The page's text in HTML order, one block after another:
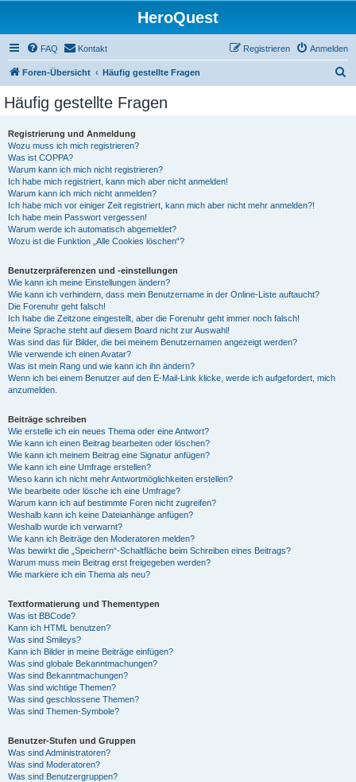
HeroQuest
FAQ Kontakt Anmelden
Registrieren
Foren-Übersicht Häufig gestellte Fragen
Häufig gestellte Fragen
Registrierung und Anmeldung
Wozu muss ich mich registrieren?
Was ist COPPA?
Warum kann ich mich nicht registrieren?
Ich habe mich registriert, kann mich aber nicht anmelden!
Warum kann ich mich nicht anmelden?
Ich habe mich vor einiger Zeit registriert, kann mich aber nicht mehr anmelden?!
Ich habe mein Passwort vergessen!
Warum werde ich automatisch abgemeldet?
Wozu ist die Funktion „Alle Cookies löschen“?
Benutzerpräferenzen und -einstellungen
Wie kann ich meine Einstellungen ändern?
Wie kann ich verhindern, dass mein Benutzername in der Online-Liste auftaucht?
Die Forenuhr geht falsch!
Ich habe die Zeitzone eingestellt, aber die Forenuhr geht immer noch falsch!
Meine Sprache steht auf diesem Board nicht zur Auswahl!
Was sind das für Bilder, die bei meinem Benutzernamen angezeigt werden?
Wie verwende ich einen Avatar?
Was ist mein Rang und wie kann ich ihn ändern?
Wenn ich bei einem Benutzer auf den E-Mail-Link klicke, werde ich aufgefordert, mich
anzumelden.
Beiträge schreiben
Wie erstelle ich ein neues Thema oder eine Antwort?
Wie kann ich einen Beitrag bearbeiten oder löschen?
Wie kann ich meinem Beitrag eine Signatur anfügen?
Wie kann ich eine Umfrage erstellen?
Wieso kann ich nicht mehr Antwortmöglichkeiten erstellen?
Wie bearbeite oder lösche ich eine Umfrage?
Warum kann ich auf bestimmte Foren nicht zugreifen?
Weshalb kann ich keine Dateianhänge anfügen?
Weshalb wurde ich verwarnt?
Wie kann ich Beiträge den Moderatoren melden?
Was bewirkt die „Speichern“-Schaltfläche beim Schreiben eines Beitrags?
Warum muss mein Beitrag erst freigegeben werden?
Wie markiere ich ein Thema als neu?
Textformatierung und Thementypen
Was ist BBCode?
Kann ich HTML benutzen?
Was sind Smileys?
Kann ich Bilder in meine Beiträge einfügen?
Was sind globale Bekanntmachungen?
Was sind Bekanntmachungen?
Was sind wichtige Themen?
Was sind geschlossene Themen?
Was sind Themen-Symbole?
Benutzer-Stufen und Gruppen
Was sind Administratoren?
Was sind Moderatoren?
Was sind Benutzergruppen?